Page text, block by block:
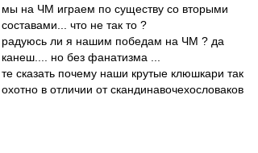
мы на ЧМ играем по существу со вторыми
составами... что не так то ?
радуюсь ли я нашим победам на ЧМ ? да
канеш.... но без фанатизма ...
те сказать почему наши крутые клюшкари так
охотно в отличии от скандинавочехословаков